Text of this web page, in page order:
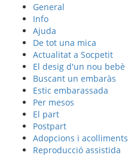
General
Info
Ajuda
De tot una mica
Actualitat a Socpetit
El desig d'un nou bebè
Buscant un embaràs
Estic embarassada
Per mesos
El part
Postpart
Adopcions i acolliments
Reproducció assistida